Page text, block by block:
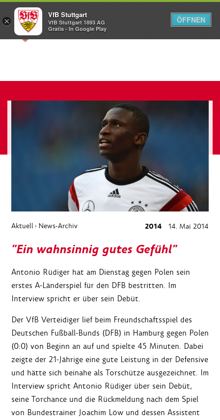
Menü
Aktuell › News-Archiv 2014 14. Mai 2014
"Ein wahnsinnig gutes Gefühl"
Antonio Rüdiger hat am Dienstag gegen Polen sein
erstes A-Länderspiel für den DFB bestritten. Im
Interview spricht er über sein Debüt.
Der VfB Verteidiger lief beim Freundschaftsspiel des
Deutschen Fußball-Bunds (DFB) in Hamburg gegen Polen
(0:0) von Beginn an auf und spielte 45 Minuten. Dabei
zeigte der 21-Jährige eine gute Leistung in der Defensive
und hätte sich beinahe als Torschütze ausgezeichnet. Im
Interview spricht Antonio Rüdiger über sein Debüt,
seine Torchance und die Rückmeldung nach dem Spiel
von Bundestrainer Joachim Löw und dessen Assistent
×
VfB Stuttgart
VfB Stuttgart 1893 AG
Gratis - In Google Play
ÖFFNEN